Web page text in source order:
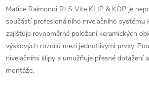
Matice Raimondi RLS Vite KLIP & KOP je
součástí profesionálního nivelačního systému
zajišťuje rovnoměrné položení keramických
výškových rozdílů mezi jednotlivými prvky.
nivelačními klipy a umožňuje přesné dotažení
montáže.